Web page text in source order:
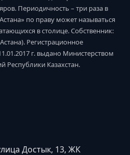
Периодичность – три раза в
по праву может называться
в столице. Собственник:
Регистрационное
г. выдано Министерством
Казахстан.
Достык, 13, ЖК